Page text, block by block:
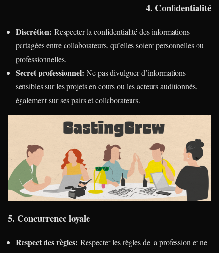
4. Confidentialité
Discrétion: Respecter la confidentialité des informations
partagées entre collaborateurs, qu’elles soient personnelles ou
professionnelles.
Secret professionnel: Ne pas divulguer d’informations
sensibles sur les projets en cours ou les acteurs auditionnés,
également sur ses pairs et collaborateurs.
5. Concurrence loyale
Respect des règles: Respecter les règles de la profession et ne